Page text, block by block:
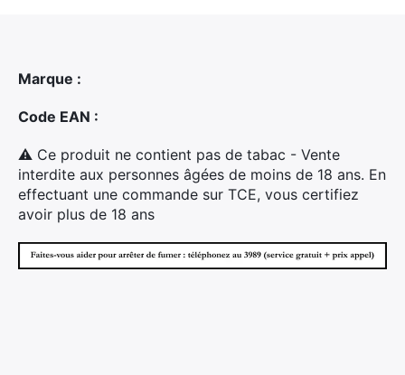
Marque :
Code EAN :
⚠ Ce produit ne contient pas de tabac - Vente
interdite aux personnes âgées de moins de 18 ans. En
effectuant une commande sur TCE, vous certifiez
avoir plus de 18 ans